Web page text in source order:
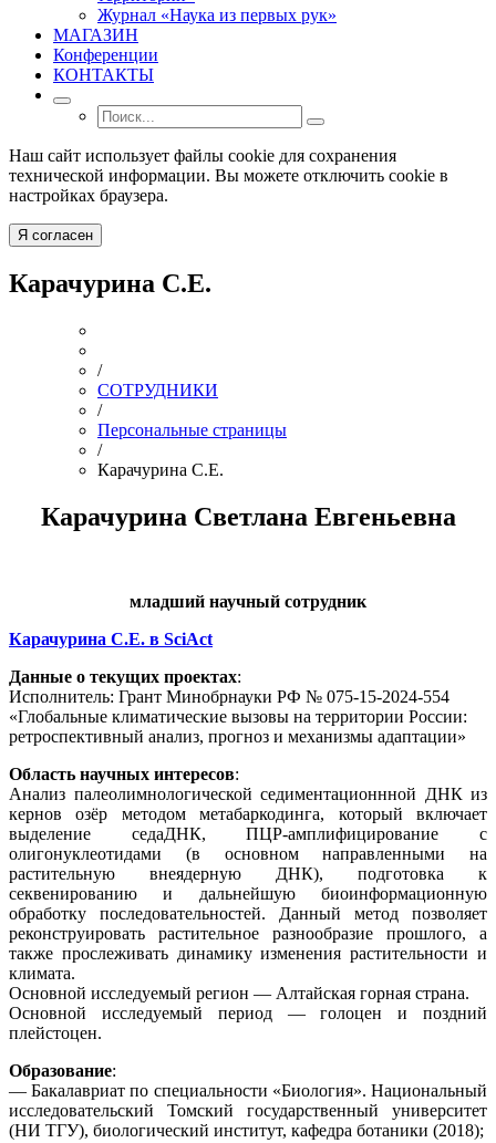
Журнал «Наука из первых рук»
МАГАЗИН
Конференции
КОНТАКТЫ
Наш сайт использует файлы cookie для сохранения
технической информации. Вы можете отключить cookie в
настройках браузера.
Я согласен
Карачурина С.Е.
/
СОТРУДНИКИ
/
Персональные страницы
/
Карачурина С.Е.
Карачурина Светлана Евгеньевна
младший научный сотрудник
Карачурина С.Е. в SciAct
Данные о текущих проектах:
Исполнитель: Грант Минобрнауки РФ № 075-15-2024-554
«Глобальные климатические вызовы на территории России:
ретроспективный анализ, прогноз и механизмы адаптации»
Область научных интересов:
Анализ палеолимнологической седиментационнной ДНК из
кернов озёр методом метабаркодинга, который включает
выделение седаДНК, ПЦР-амплифицирование с
олигонуклеотидами (в основном направленными на
растительную внеядерную ДНК), подготовка к
секвенированию и дальнейшую биоинформационную
обработку последовательностей. Данный метод позволяет
реконструировать растительное разнообразие прошлого, а
также прослеживать динамику изменения растительности и
климата.
Основной исследуемый регион — Алтайская горная страна.
Основной исследуемый период — голоцен и поздний
плейстоцен.
Образование:
— Бакалавриат по специальности «Биология». Национальный
исследовательский Томский государственный университет
(НИ ТГУ), биологический институт, кафедра ботаники (2018);